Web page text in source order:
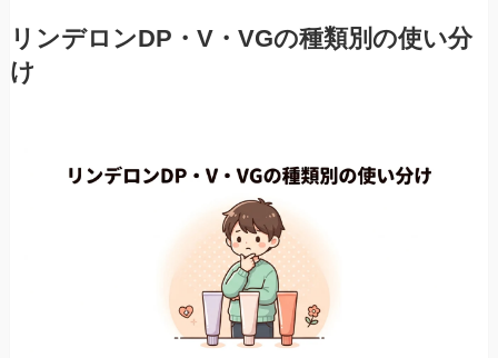
リンデロンDP・V・VGの種類別の使い分
け